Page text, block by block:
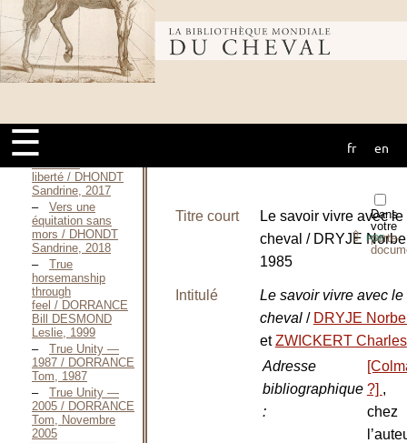
Bibliothèque
mondiale du
cheval
☰ fr en
dressage —
2012 / DHONDT
Sandrine,
Octobre 2012
De
l’éthologie au
Janvier 2016
liberté / DHONDT
Sandrine, 2017
Vers une
équitation sans
mors / DHONDT
Sandrine, 2018
True
horsemanship
through
feel / DORRANCE
Bill DESMOND
Leslie, 1999
True Unity —
1987 / DORRANCE
Tom, 1987
True Unity —
2005 / DORRANCE
Tom, Novembre
2005
Dans
votre
porte-
⇪ PDF
Titre court
Le savoir vivre avec le
cheval / DRYJE
1985
Intitulé
Le savoir vivre avec le
cheval / DRYJE
etZWICKERT Charles
Adresse
bibliographique
:
?] ,
chez